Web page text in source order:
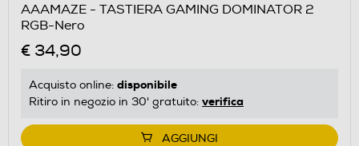
AAAMAZE - TASTIERA GAMING DOMINATOR 2
RGB-Nero
€ 34,90
Acquisto online: disponibile
Ritiro in negozio in 30' gratuito: verifica
AGGIUNGI